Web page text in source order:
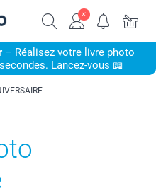
– Réalisez votre livre photo
Lancez-vous 📖